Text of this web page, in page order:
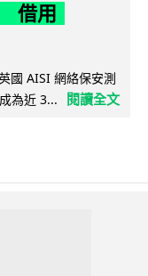
借用
國 AISI 網絡保安測
為近 3...
閱讀全文